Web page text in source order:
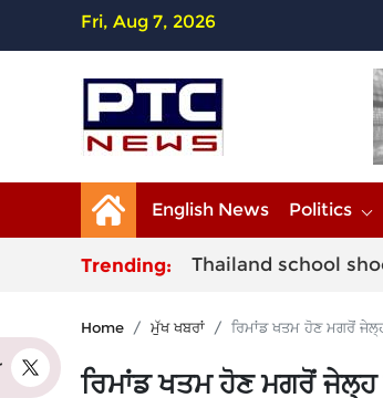
Fri, Aug 7, 2026
English News Politics
Trending: Thailand school
Home ਮੁੱਖ ਖਬਰਾਂ ਰਿਮਾਂਡ ਖਤਮ ਹੋਣ ਮਗਰੋਂ
ਰਿਮਾਂਡ ਖਤਮ ਹੋਣ ਮਗਰੋਂ